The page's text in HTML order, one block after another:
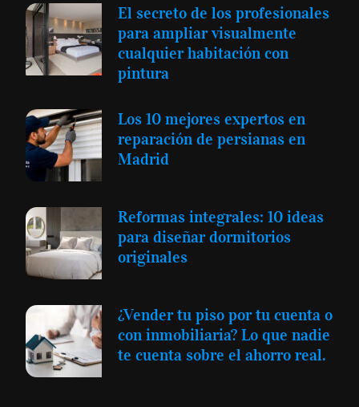
El secreto de los profesionales
para ampliar visualmente
cualquier habitación con
pintura
Los 10 mejores expertos en
reparación de persianas en
Madrid
Reformas integrales: 10 ideas
para diseñar dormitorios
originales
¿Vender tu piso por tu cuenta o
con inmobiliaria? Lo que nadie
te cuenta sobre el ahorro real.